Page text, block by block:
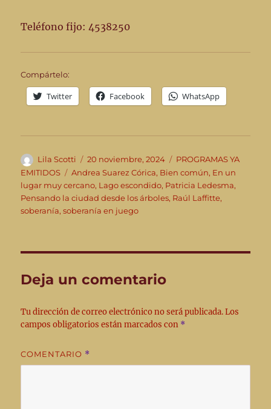
Teléfono fijo: 4538250
Compártelo:
Twitter Facebook WhatsApp
Autor
Lila Scotti
Publicado
el
20 noviembre, 2024 Categorías
PROGRAMAS YA
EMITIDOS
Etiquetas
Andrea Suarez Córica, Bien común, En un
lugar muy cercano, Lago escondido, Patricia Ledesma,
Pensando la ciudad desde los árboles, Raúl Laffitte,
soberanía,soberanía en juego
Deja un comentario
Tu dirección de correo electrónico no será publicada. Los
campos obligatorios están marcados con *
COMENTARIO *